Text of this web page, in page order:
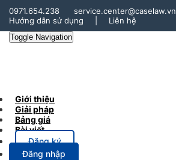
0971.654.238
service.center@caselaw.vn
Hướng dẫn sử dụng
Liên hệ
Toggle Navigation
Giới thiệu
Giải pháp
Bảng giá
Bài viết
Đăng ký
Đăng nhập